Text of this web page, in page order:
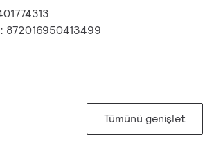
872016950413499
Tümünü genişlet